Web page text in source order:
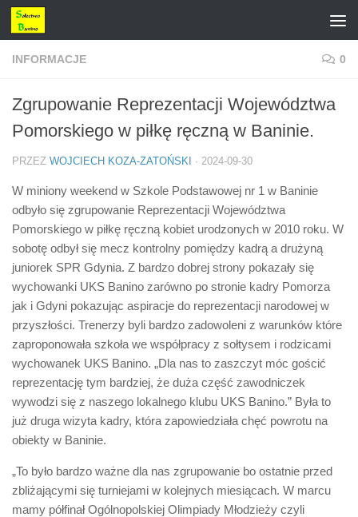
Przejdź do treści
INFORMACJE 0
Zgrupowanie Reprezentacji Województwa
Pomorskiego w piłkę ręczną w Baninie.
PRZEZ WOJCIECH KOZA-ZATOŃSKI · 2024-09-30
W miniony weekend w Szkole Podstawowej nr 1 w Baninie
odbyło się zgrupowanie Reprezentacji Województwa
Pomorskiego w piłkę ręczną kobiet urodzonych w 2010 roku. W
sobotę odbył się mecz kontrolny pomiędzy kadrą a drużyną
juniorek SPR Gdynia. Z bardzo dobrej strony pokazały się
wychowanki UKS Banino zarówno po stronie kadry Pomorza
jak i Gdyni pokazując aspiracje do reprezentacji narodowej w
przyszłości. Trenerzy byli bardzo zadowoleni z warunków które
zaproponowała szkoła we współpracy z sołtysem i rodzicami
wychowanek UKS Banino. „Dla nas to zaszczyt móc gościć
reprezentację tym bardziej, że duża część zawodniczek
wywodzi się z naszego lokalnego klubu UKS Banino.” Była to
już druga wizyta kadry, która zapowiedziała chęć powrotu na
obiekty w Baninie.
„To było bardzo ważne dla nas zgrupowanie bo ostatnie przed
zbliżającymi się turniejami w kolejnych miesiącach. W marcu
mamy półfinał Ogólnopolskiej Olimpiady Młodzieży czyli